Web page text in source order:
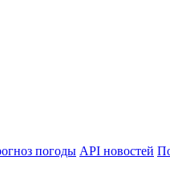
погоды API новостей